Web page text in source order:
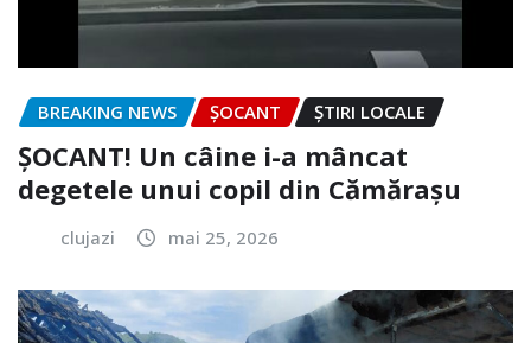
BREAKING NEWS ȘOCANT ȘTIRI LOCALE
ȘOCANT! Un câine i-a mâncat
degetele unui copil din Cămărașu
clujazi mai 25, 2026